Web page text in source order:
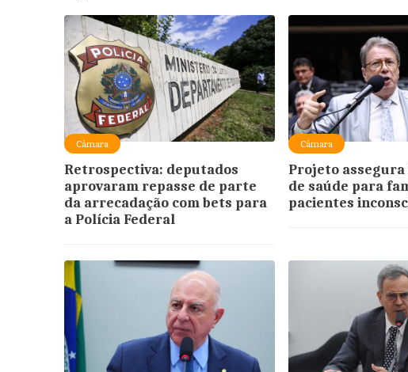
Câmara
Retrospectiva: deputados
aprovaram repasse de parte
da arrecadação com bets para
a Polícia Federal
Câmara
Projeto
de saúde para
pacientes